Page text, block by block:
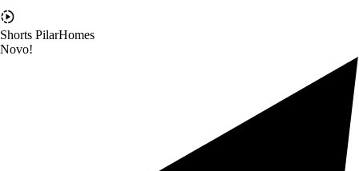
Shorts PilarHomes
Novo!